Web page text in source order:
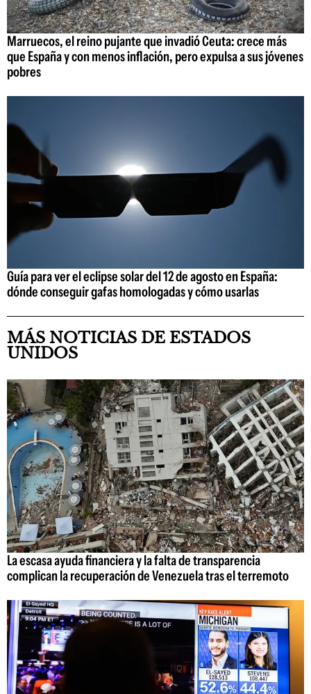
Marruecos, el reino pujante que invadió Ceuta: crece más
que España y con menos inflación, pero expulsa a sus jóvenes
pobres
Guía para ver el eclipse solar del 12 de agosto en España:
dónde conseguir gafas homologadas y cómo usarlas
MÁS NOTICIAS DE ESTADOS
UNIDOS
La escasa ayuda financiera y la falta de transparencia
complican la recuperación de Venezuela tras el terremoto